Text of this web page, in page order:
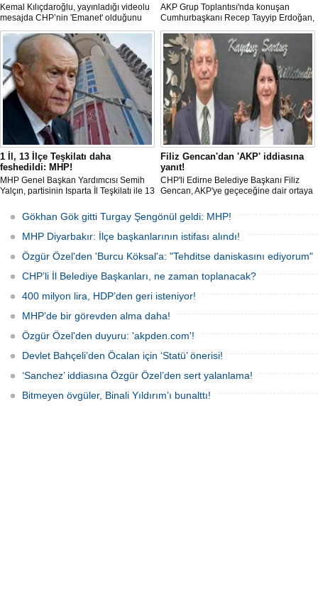
Kemal Kılıçdaroğlu, yayınladığı videolu
mesajda CHP’nin 'Emanet' olduğunu
vurgulayıp 'Arınma' ve 'İç Muhasebe'
ifadelerini kullandı. Açıklamalarda Parti
içi süreçlere ve Yargı tartışmalarına
doğrudan değinilmemesi dikkat çekti.
AKP Grup Toplantısı'nda konuşan
Cumhurbaşkanı Recep Tayyip Erdoğan,
"Tek başıma kalsam dâhi 'Bu yol hak
yoludur, dönmek bilmez yürürüm' der,
bu yolda sabırla yürümeyi sürdürürüm"
dedi.
1 İl, 13 İlçe Teşkilatı daha
feshedildi: MHP!
MHP Genel Başkan Yardımcısı Semih
Yalçın, partisinin Isparta İl Teşkilatı ile 13
Isparta İl Başkanlığı görevine Osman
Gülay'ın atandığını açıkladı.
Filiz Gencan'dan 'AKP' iddiasına
yanıt!
CHP'li Edirne Belediye Başkanı Filiz
Gencan, AKP'ye geçeceğine dair ortaya
adım atmıyoruz" ifadeleriyle yanıt verdi.
Gökhan Gök gitti Turgay Şengönül geldi: MHP!
MHP Diyarbakır: İlçe başkanlarının istifası alındı!
Özgür Özel'den 'Burcu Köksal'a: "Tehditse daniskasını ediyorum"
CHP’li İl Belediye Başkanları, ne zaman toplanacak?
400 milyon lira, HDP’den geri isteniyor!
MHP’de bir görevden alma daha!
Özgür Özel'den duyuru: 'akpden.com'!
Devlet Bahçeli’den Öcalan için ‘Statü’ önerisi!
‘Sanchez’ iddiasına Özgür Özel’den sert yalanlama!
Bitmeyen övgüler, Binali Yıldırım’ı bunalttı!